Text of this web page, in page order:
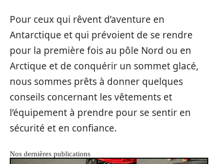
Pour ceux qui rêvent d’aventure en
Antarctique et qui prévoient de se rendre
pour la première fois au pôle Nord ou en
Arctique et de conquérir un sommet glacé,
nous sommes prêts à donner quelques
conseils concernant les vêtements et
l’équipement à prendre pour se sentir en
sécurité et en confiance.
Nos dernières publications